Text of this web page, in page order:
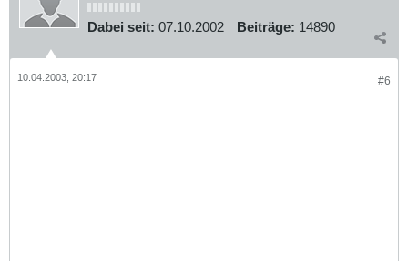
Dabei seit: 07.10.2002 Beiträge: 14890
#6
10.04.2003, 20:17